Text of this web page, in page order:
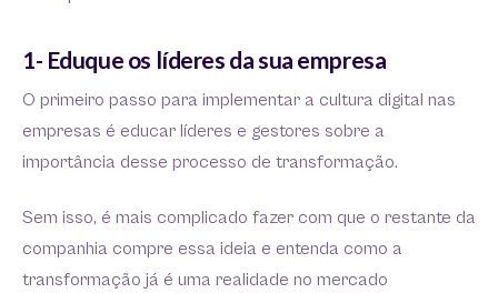
1- Eduque os líderes da sua empresa
O primeiro passo para implementar a cultura digital nas
empresas é educar líderes e gestores sobre a
importância desse processo de transformação.
Sem isso, é mais complicado fazer com que o restante da
companhia compre essa ideia e entenda como a
transformação já é uma realidade no mercado